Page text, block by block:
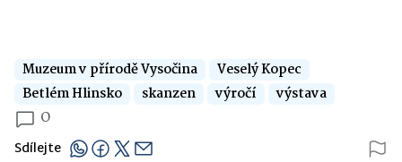
Muzeum v přírodě Vysočina
Veselý Kopec
Betlém Hlinsko
skanzen výročí výstava
0
Sdílejte